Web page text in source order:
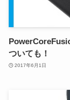
ついても！
2017年6月1日